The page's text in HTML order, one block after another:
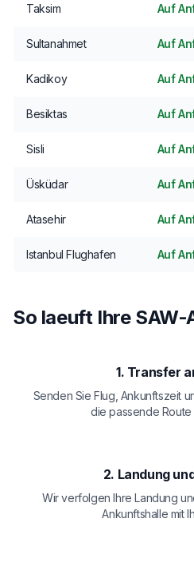
Taksim Auf
Sultanahmet Auf
Kadikoy Auf
Besiktas Auf
Sisli Auf
Üsküdar Auf
Atasehir Auf
Istanbul Flughafen Auf
So laeuft Ihre
1. Transfer
Senden Sie Flug, Ankunftszeit
die passende Route
2. Landung
Wir verfolgen Ihre Landung
Ankunftshalle mit